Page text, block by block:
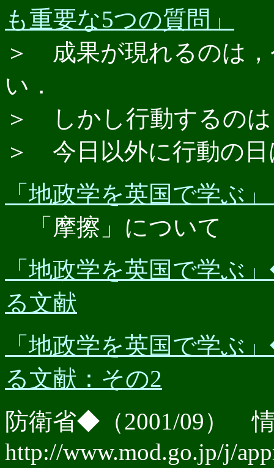
も重要な5つの質問」
＞ 成果が現れるのは
い．
＞ しかし行動するの
＞ 今日以外に行動の日
「地政学を英国で学ぶ
「摩擦」について
「地政学を英国で学ぶ
る文献
「地政学を英国で学ぶ
る文献：その2
防衛省◆（2001/09）
http://www.mod.go.jp/j/